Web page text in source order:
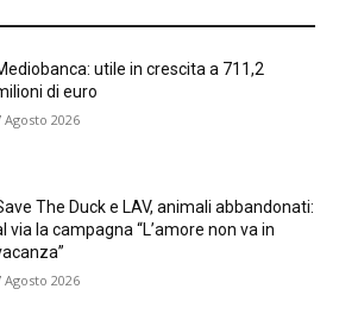
utile in crescita a 711,2
di euro
Agosto 2026
The Duck e LAV, animali abbandonati:
via la campagna “L’amore non va in
Agosto 2026